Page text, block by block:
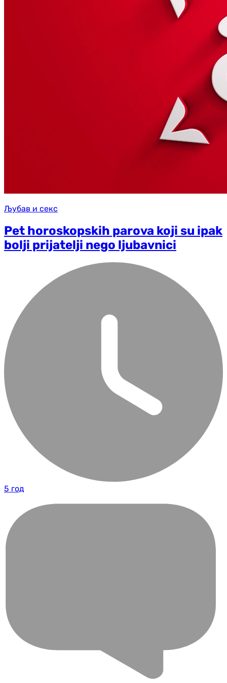
Љубав и секс
Pet horoskopskih parova koji su ipak
bolji prijatelji nego ljubavnici
5 год